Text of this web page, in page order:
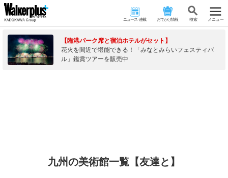
ニュース･連載 おでかけ情報 検 索 メニュー
【臨港パーク席と宿泊ホテルがセット】
花火を間近で堪能できる！「みなとみらいフェスティバ
ル」鑑賞ツアーを販売中
九州の美術館一覧【友達と】